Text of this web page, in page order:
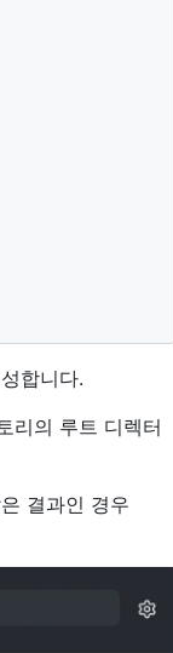
합니다.
리의 루트 디렉터
결과인 경우